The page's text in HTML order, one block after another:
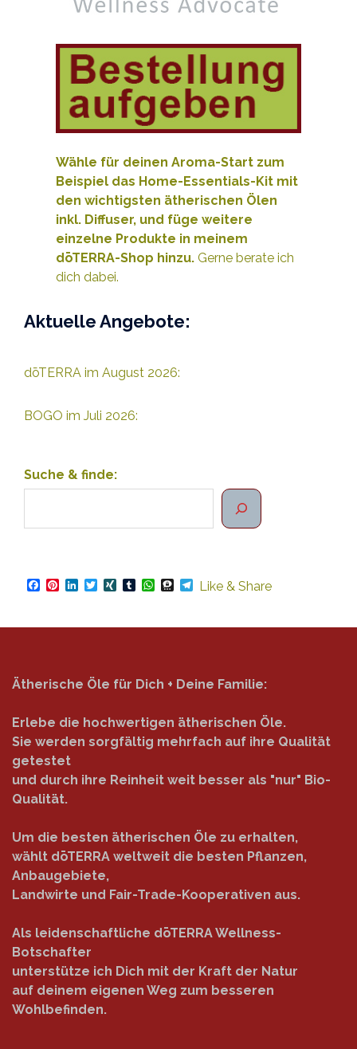
Wähle für deinen Aroma-Start zum
Beispiel das Home-Essentials-Kit mit
den wichtigsten ätherischen Ölen
inkl. Diffuser, und füge weitere
einzelne Produkte in meinem
dōTERRA-Shop hinzu. Gerne berate ich
dich dabei.
Aktuelle Angebote:
dōTERRA im August 2026:
BOGO im Juli 2026:
Suche & finde:
Facebook
Pinterest
LinkedIn
TwitterXINGTumblrWhatsApp
ThreemaTelegram
Like & Share
Ätherische Öle für Dich + Deine Familie:
Erlebe die hochwertigen ätherischen Öle.
Sie werden sorgfältig mehrfach auf ihre Qualität
getestet
und durch ihre Reinheit weit besser als "nur" Bio-
Qualität.
Um die besten ätherischen Öle zu erhalten,
wählt dōTERRA weltweit die besten Pflanzen,
Anbaugebiete,
Landwirte und Fair-Trade-Kooperativen aus.
Als leidenschaftliche dōTERRA Wellness-
Botschafter
unterstütze ich Dich mit der Kraft der Natur
auf deinem eigenen Weg zum besseren
Wohlbefinden.